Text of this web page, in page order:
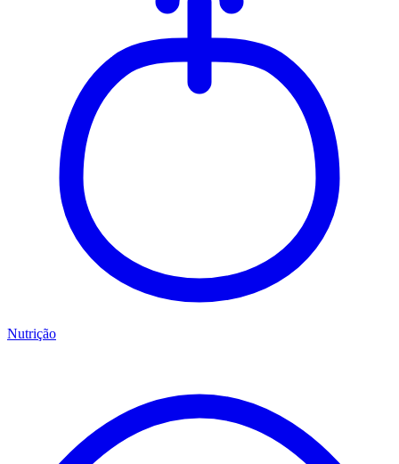
Nutrição